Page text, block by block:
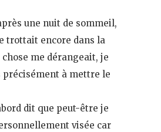
une nuit de sommeil,
trottait encore dans la
me dérangeait, je
précisément à mettre le
dit que peut-être je
visée car